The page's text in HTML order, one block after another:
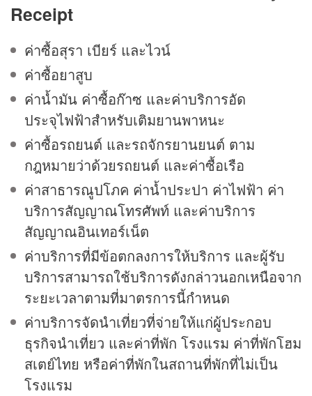
Receipt
ค่าซื้อสุรา เบียร์ และไวน์
ค่าซื้อยาสูบ
ค่าน้ำมัน ค่าซื้อก๊าซ และค่าบริการอัด
ประจุไฟฟ้าสำหรับเติมยานพาหนะ
ค่าซื้อรถยนต์ และรถจักรยานยนต์ ตาม
กฎหมายว่าด้วยรถยนต์ และค่าซื้อเรือ
ค่าสาธารณูปโภค ค่าน้ำประปา ค่าไฟฟ้า ค่า
บริการสัญญาณโทรศัพท์ และค่าบริการ
สัญญาณอินเทอร์เน็ต
ค่าบริการที่มีข้อตกลงการให้บริการ และผู้รับ
บริการสามารถใช้บริการดังกล่าวนอกเหนือจาก
ระยะเวลาตามที่มาตรการนี้กำหนด
ค่าบริการจัดนำเที่ยวที่จ่ายให้แก่ผู้ประกอบ
ธุรกิจนำเที่ยว และค่าที่พัก โรงแรม ค่าที่พักโฮม
สเตย์ไทย หรือค่าที่พักในสถานที่พักที่ไม่เป็น
โรงแรม